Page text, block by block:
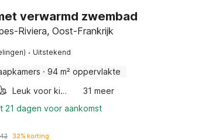
verwarmd zwembad
Riviera, Oost-Frankrijk
· Uitstekend
· 94 m² oppervlakte
Leuk voor kinderen
31 meer
21 dagen voor aankomst
32% korting